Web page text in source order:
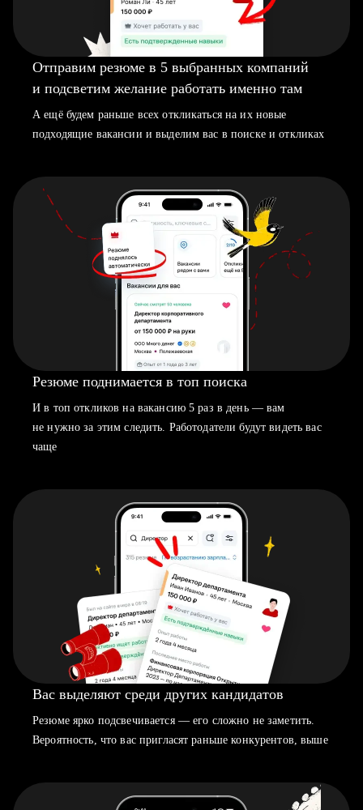
Отправим резюме в 5 выбранных компаний
и подсветим желание работать именно там
А ещё будем раньше всех откликаться на их новые
подходящие вакансии и выделим вас в поиске и откликах
Резюме поднимается в топ поиска
И в топ откликов на вакансию 5 раз в день — вам
не нужно за этим следить. Работодатели будут видеть вас
чаще
Вас выделяют среди других кандидатов
Резюме ярко подсвечивается — его сложно не заметить.
Вероятность, что вас пригласят раньше конкурентов, выше